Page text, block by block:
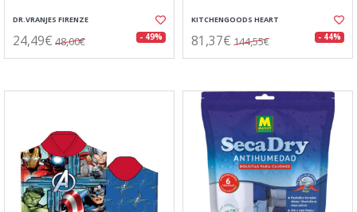
DR.VRANJES FIRENZE
24,49€ 48,00€ - 49%
KITCHENGOODS HEART
81,37€ 144,55€ - 44%